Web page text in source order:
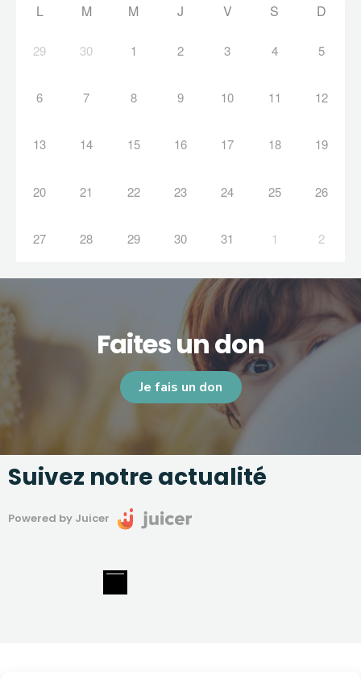
L M M J V S D
29 30 1 2 3 4 5
6 7 8 9 10 11 12
13 14 15 16 17 18 19
20 21 22 23 24 25 26
27 28 29 30 31 1 2
Faites un don
Je fais un don
Suivez notre actualité
Powered by Juicer